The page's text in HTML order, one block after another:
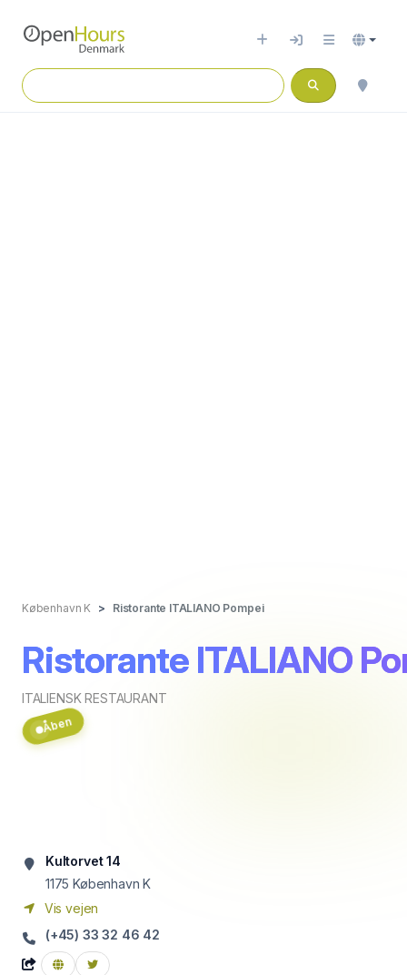
København K Ristorante ITALIANO Pompei
Ristorante ITALIANO
ITALIENSK RESTAURANT
Åben
Kultorvet 14
1175 København K
Vis vejen
(+45) 33 32 46 42